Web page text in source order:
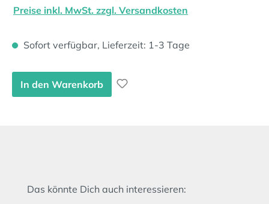
Preise inkl. MwSt. zzgl. Versandkosten
Sofort verfügbar, Lieferzeit: 1-3 Tage
In den Warenkorb
Produktgalerie überspringen
Das könnte Dich auch interessieren: